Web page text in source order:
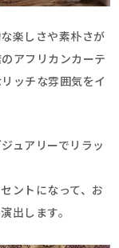
楽しさや素朴さが
アフリカンカーテ
ッチな雰囲気をイ
ュアリーでリラッ
ントになって、お
出します。